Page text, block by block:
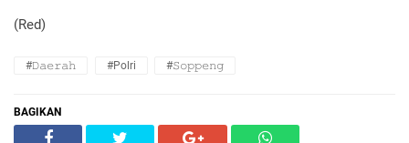
(Red)
#𝙳𝚊𝚎𝚛𝚊𝚑 #Polri #𝚂𝚘𝚙𝚙𝚎𝚗𝚐
BAGIKAN